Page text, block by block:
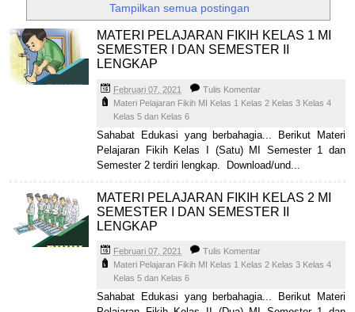
Tampilkan semua postingan
MATERI PELAJARAN FIKIH KELAS 1 MI
SEMESTER I DAN SEMESTER II
LENGKAP
Februari 07, 2021
Tulis Komentar
Materi Pelajaran Fikih MI Kelas 1 Kelas 2 Kelas 3 Kelas 4
Kelas 5 dan Kelas 6
Sahabat Edukasi yang berbahagia... Berikut Materi
Pelajaran Fikih Kelas I (Satu) MI Semester 1 dan
Semester 2 terdiri lengkap. Download/und...
MATERI PELAJARAN FIKIH KELAS 2 MI
SEMESTER I DAN SEMESTER II
LENGKAP
Februari 07, 2021
Tulis Komentar
Materi Pelajaran Fikih MI Kelas 1 Kelas 2 Kelas 3 Kelas 4
Kelas 5 dan Kelas 6
Sahabat Edukasi yang berbahagia... Berikut Materi